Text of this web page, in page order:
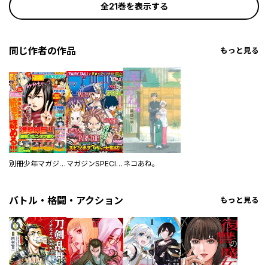
全21巻を表示する
同じ作者の作品 もっと見る
別冊少年マガジン マガジンSPECIAL ネコあね。
バトル・格闘・アクション もっと見る